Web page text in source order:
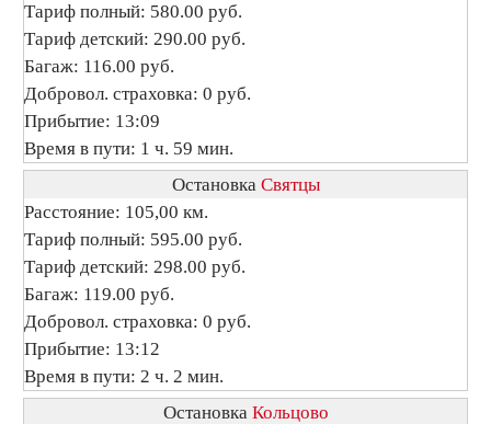
Тариф полный: 580.00 руб.
Тариф детский: 290.00 руб.
Багаж: 116.00 руб.
Добровол. страховка: 0 руб.
Прибытие: 13:09
Время в пути: 1 ч. 59 мин.
Остановка Святцы
Расстояние: 105,00 км.
Тариф полный: 595.00 руб.
Тариф детский: 298.00 руб.
Багаж: 119.00 руб.
Добровол. страховка: 0 руб.
Прибытие: 13:12
Время в пути: 2 ч. 2 мин.
Остановка Кольцово